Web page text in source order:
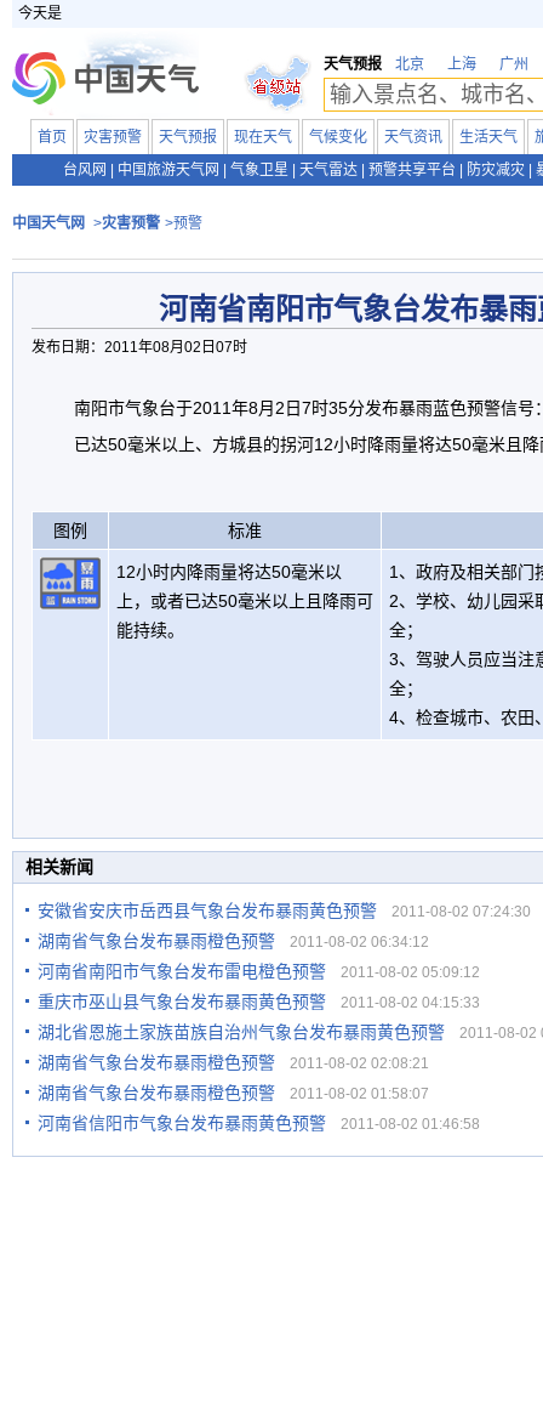
今天是
天气预报 北京 上海 广州
首页 灾害预警 天气预报 现在天气 气候变化 天气资讯 生活天气
台风网
中国旅游天气网 气象卫星 天气雷达 预警共享平台 防灾减灾
中国天气网 >灾害预警 >预警
河南省南阳市气象台发布暴
发布日期：2011年08月02日07时
南阳市气象台于2011年8月2日7时35分发布暴雨蓝色预警信号
已达50毫米以上、方城县的拐河12小时降雨量将达50毫米且
图例 标准
12小时内降雨量将达50毫米以
上，或者已达50毫米以上且降雨可
能持续。
1、政府及相关部门
2、学校、幼儿园采
全；
3、驾驶人员应当注
全；
4、检查城市、农田
相关新闻
安徽省安庆市岳西县气象台发布暴雨黄色预警 2011-08-02 07:24:30
湖南省气象台发布暴雨橙色预警 2011-08-02 06:34:12
河南省南阳市气象台发布雷电橙色预警 2011-08-02 05:09:12
重庆市巫山县气象台发布暴雨黄色预警 2011-08-02 04:15:33
湖北省恩施土家族苗族自治州气象台发布暴雨黄色预警 2011-08-02
湖南省气象台发布暴雨橙色预警 2011-08-02 02:08:21
湖南省气象台发布暴雨橙色预警 2011-08-02 01:58:07
河南省信阳市气象台发布暴雨黄色预警 2011-08-02 01:46:58